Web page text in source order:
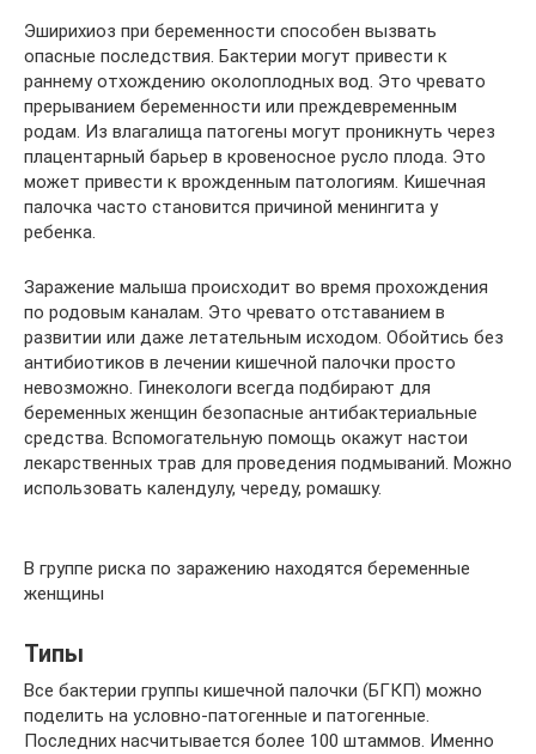
Эширихиоз при беременности способен вызвать
опасные последствия. Бактерии могут привести к
раннему отхождению околоплодных вод. Это чревато
прерыванием беременности или преждевременным
родам. Из влагалища патогены могут проникнуть через
плацентарный барьер в кровеносное русло плода. Это
может привести к врожденным патологиям. Кишечная
палочка часто становится причиной менингита у
ребенка.
Заражение малыша происходит во время прохождения
по родовым каналам. Это чревато отставанием в
развитии или даже летательным исходом. Обойтись без
антибиотиков в лечении кишечной палочки просто
невозможно. Гинекологи всегда подбирают для
беременных женщин безопасные антибактериальные
средства. Вспомогательную помощь окажут настои
лекарственных трав для проведения подмываний. Можно
использовать календулу, череду, ромашку.
В группе риска по заражению находятся беременные
женщины
Типы
Все бактерии группы кишечной палочки (БГКП) можно
поделить на условно-патогенные и патогенные.
Последних насчитывается более 100 штаммов. Именно